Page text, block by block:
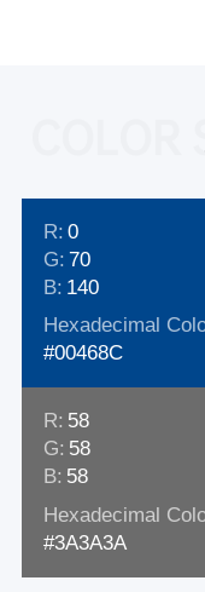
COLOR
R: 0
G: 70
B: 140
Hexadecimal
#00468C
R: 58
G: 58
B: 58
Hexadecimal
#3A3A3A